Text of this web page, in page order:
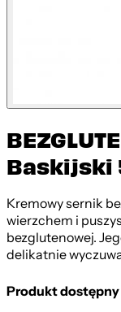
Baskijski
Kremowy sernik
wierzchem i
bezglutenowej.
delikatnie
Produkt